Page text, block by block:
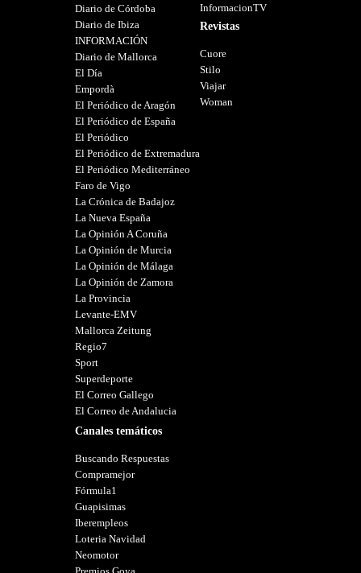
Diario de Córdoba
Diario de Ibiza
INFORMACIÓN
Diario de Mallorca
El Día
Empordà
El Periódico de Aragón
El Periódico de España
El Periódico
El Periódico de Extremadura
El Periódico Mediterráneo
Faro de Vigo
La Crónica de Badajoz
La Nueva España
La Opinión A Coruña
La Opinión de Murcia
La Opinión de Málaga
La Opinión de Zamora
La Provincia
Levante-EMV
Mallorca Zeitung
Regio7
Sport
Superdeporte
El Correo Gallego
El Correo de Andalucia
Canales temáticos
Buscando Respuestas
Compramejor
Fórmula1
Guapisimas
Iberempleos
Loteria Navidad
Neomotor
InformacionTV
Revistas
Cuore
Stilo
Viajar
Woman